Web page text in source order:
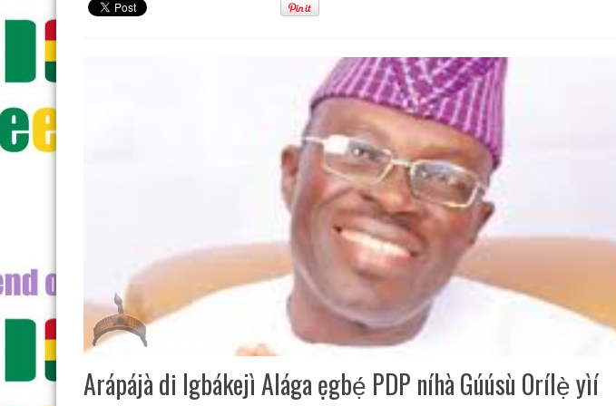
Arápájà di Igbákejì Alága ẹgbẹ́ PDP níhà Gúúsù Orílẹ̀ yìí